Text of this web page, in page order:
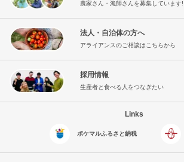
農家さん・漁師さんを募集しています!
法人・自治体の方へ
アライアンスのご相談はこちらから
採用情報
生産者と食べる人をつなぎたい
Links
ポケマルふるさと納税